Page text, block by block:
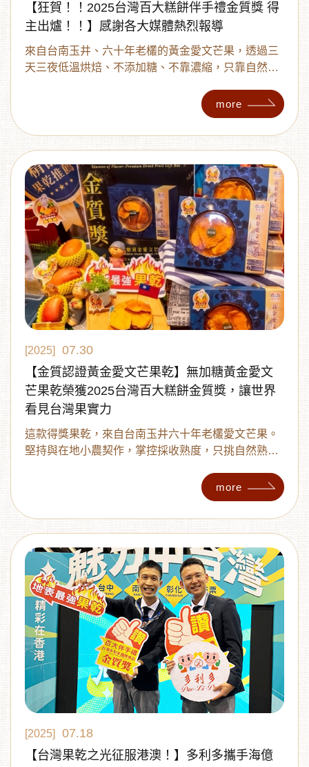
【狂賀！！2025台灣百大糕餅伴手禮金質獎 得
主出爐！！】感謝各大媒體熱烈報導
來自台南玉井、六十年老欉的黃金愛文芒果，透過三
天三夜低溫烘焙、不添加糖、不靠濃縮，只靠自然熟
more
[2025]
07.30
【金質認證黃金愛文芒果乾】無加糖黃金愛文
芒果乾榮獲2025台灣百大糕餅金質獎，讓世界
看見台灣果實力
這款得獎果乾，來自台南玉井六十年老欉愛文芒果。
堅持與在地小農契作，掌控採收熟度，只挑自然熟成
香料，經過三天三夜、72小時的50°C低溫慢烘，只為
芒果產量大幅下滑，我們仍選擇等待果實自然熟成，
而不是走催熟捷徑。這份與自然節奏同步的信念，是
我們對土地的承諾，也是這份果乾獲得評審青睞的關
鍵所在。
more
[2025]
07.18
【台灣果乾之光征服港澳！】多利多攜手海億